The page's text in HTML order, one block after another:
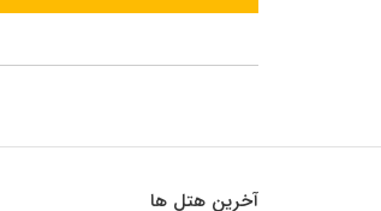
آخرین هتل ها